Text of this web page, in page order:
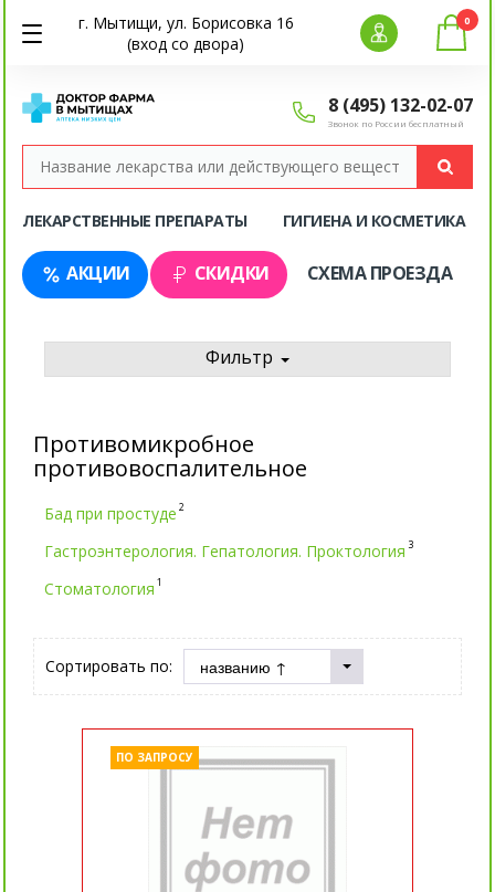
г. Мытищи, ул. Борисовка 16
(вход со двора)
8 (495) 132-02-07
Звонок по России бесплатный
0
ЛЕКАРСТВЕННЫЕ ПРЕПАРАТЫ ГИГИЕНА И КОСМЕТИКА
АКЦИИ СКИДКИ СХЕМА ПРОЕЗДА
Фильтр
Противомикробное
противовоспалительное
Бад при простуде 2
Гастроэнтерология. Гепатология. Проктология 3
Стоматология 1
Сортировать по:
ПО ЗАПРОСУ